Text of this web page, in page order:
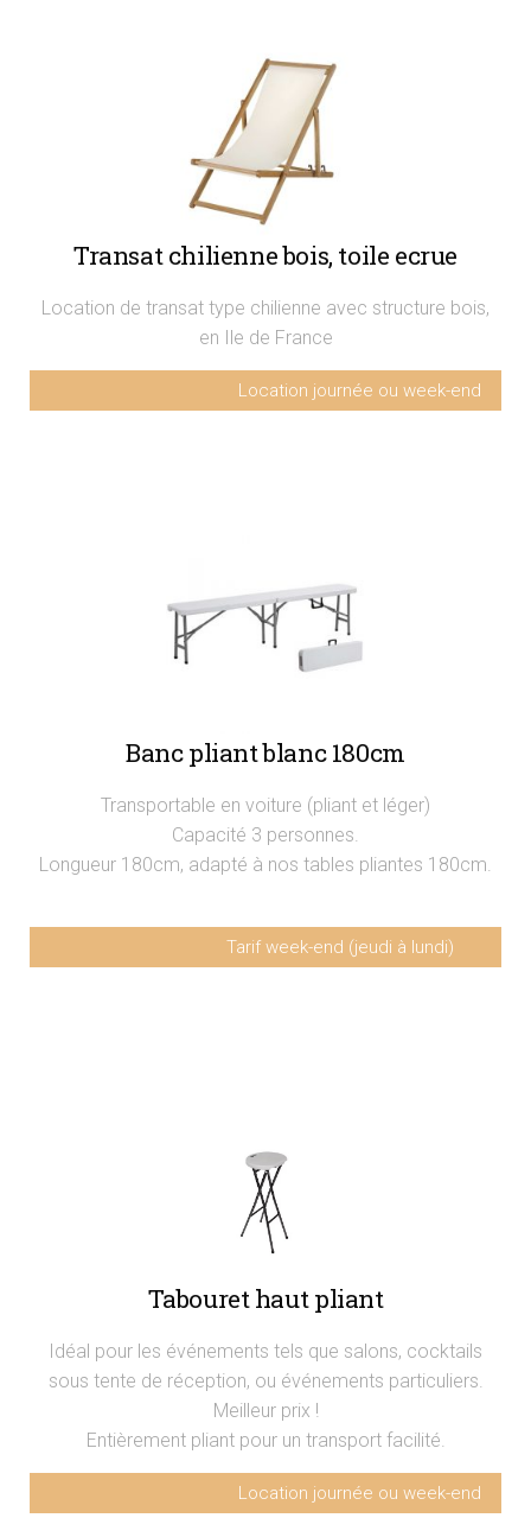
Transat chilienne bois, toile ecrue
Location de transat type chilienne avec structure bois,
en Ile de France
Location journée ou week-end
Banc pliant blanc 180cm
Transportable en voiture (pliant et léger)
Capacité 3 personnes.
Longueur 180cm, adapté à nos tables pliantes 180cm.
Tarif week-end (jeudi à lundi)
Tabouret haut pliant
Idéal pour les événements tels que salons, cocktails
sous tente de réception, ou événements particuliers.
Meilleur prix !
Entièrement pliant pour un transport facilité.
Location journée ou week-end